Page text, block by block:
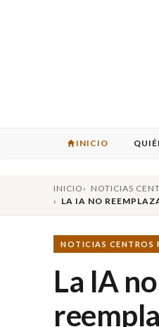
INICIO
INICIO
NOTICIAS
LA IA NO
NOTICIAS CENTROS
La IA